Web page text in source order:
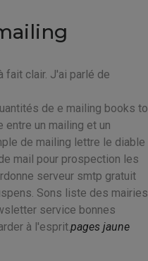
fait clair. J'ai parlé de
de e mailing books to
un mailing et un
de mailing lettre le diable
mail pour prospection les
serveur smtp gratuit
Sons liste des mairies
service bonnes
à l'esprit.pages jaune